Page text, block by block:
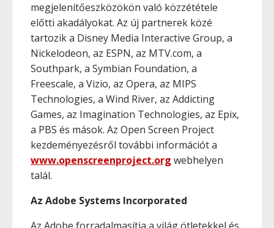
megjelenítőeszközökön való közzététele
előtti akadályokat. Az új partnerek közé
tartozik a Disney Media Interactive Group, a
Nickelodeon, az ESPN, az MTV.com, a
Southpark, a Symbian Foundation, a
Freescale, a Vizio, az Opera, az MIPS
Technologies, a Wind River, az Addicting
Games, az Imagination Technologies, az Epix,
a PBS és mások. Az Open Screen Project
kezdeményezésről további információt a
www.openscreenproject.org webhelyen
talál.
Az Adobe Systems Incorporated